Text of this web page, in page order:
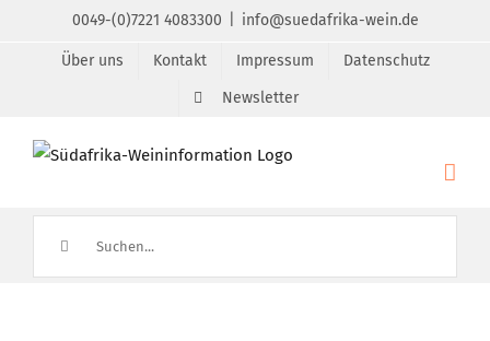
0049-(0)7221 4083300 info@suedafrika-wein.de
Über uns Kontakt Impressum
Datenschutz
Newsletter
nach: